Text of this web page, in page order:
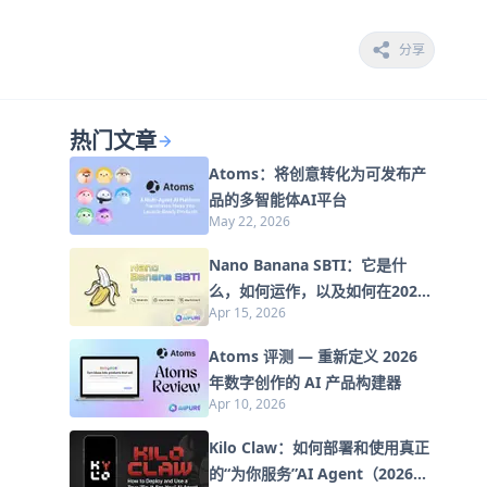
分享
热门文章
Atoms：将创意转化为可发布产
品的多智能体AI平台
May 22, 2026
Nano Banana SBTI：它是什
么，如何运作，以及如何在2026
年使用它
Apr 15, 2026
Atoms 评测 — 重新定义 2026
年数字创作的 AI 产品构建器
Apr 10, 2026
Kilo Claw：如何部署和使用真正
的“为你服务”AI Agent（2026年